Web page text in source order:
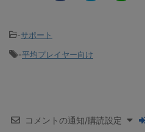
-サポート
-平均プレイヤー向け
コメントの通知/購読設定